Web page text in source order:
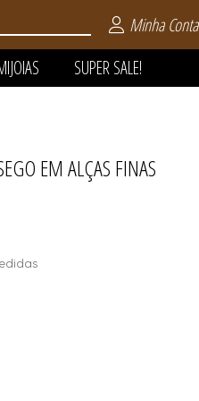
Minha Conta
| VERÃO
SUPER SALE!
EM ALÇAS FINAS